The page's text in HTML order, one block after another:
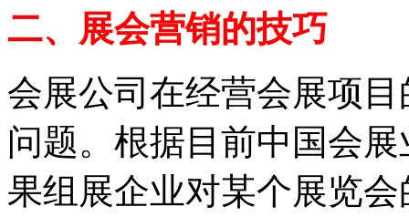
二、展会营销的技巧
会展公司在经营会展项
问题。根据目前中国会
果组展企业对某个展览